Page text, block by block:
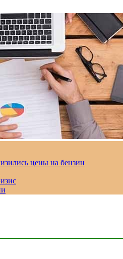
цены на бензин